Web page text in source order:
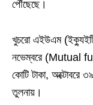
পৌঁছেছে।
খুচরো এইউএম
নভেম্বরে (Mutual
কোটি টাকা, অক্টোবরে
তুলনায়।